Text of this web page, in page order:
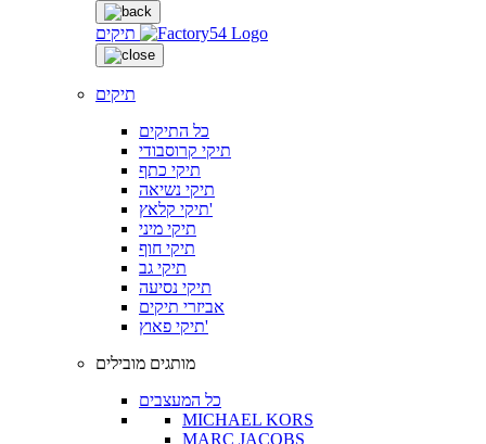
תיקים
תיקים
כל התיקים
תיקי קרוסבודי
תיקי כתף
תיקי נשיאה
תיקי קלאץ'
תיקי מיני
תיקי חוף
תיקי גב
תיקי נסיעה
אביזרי תיקים
תיקי פאוץ'
מותגים מובילים
כל המעצבים
MICHAEL KORS
MARC JACOBS